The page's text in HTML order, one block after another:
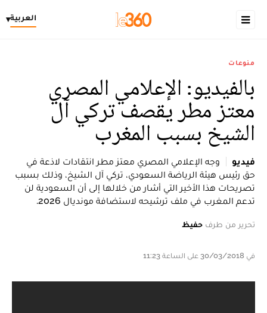
العربية▾
منوعات
بالفيديو: الإعلامي المصري
معتز مطر يقصف تركي آل
الشيخ بسبب المغرب
فيديو
وجه الإعلامي المصري معتز مطر انتقادات لاذعة في
حق رئيس هيئة الرياضة السعودي، تركي آل الشيخ، وذلك بسبب
تصريحات هذا الأخير التي أشار من خلالها إلى أن السعودية لن
تدعم المغرب في ملف ترشيحه لاستضافة مونديال 2026.
تحرير من طرف حفيظ
في 30/03/2018 على الساعة 11:23